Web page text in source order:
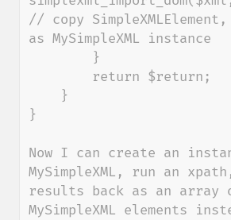
// copy
as MySimpleXML instance
}
Now I can create an
MySimpleXML, run an
results back as an array
MySimpleXML elements